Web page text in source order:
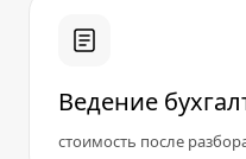
Ведение
стоимость после